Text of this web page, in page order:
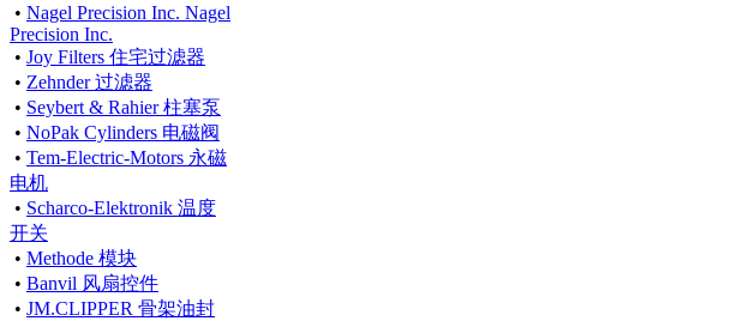
• Nagel Precision Inc. Nagel
Precision Inc.
• Joy Filters 住宅过滤器
• Zehnder 过滤器
• Seybert & Rahier 柱塞泵
• NoPak Cylinders 电磁阀
• Tem-Electric-Motors 永磁
电机
• Scharco-Elektronik 温度
开关
• Methode 模块
• Banvil 风扇控件
• JM.CLIPPER 骨架油封